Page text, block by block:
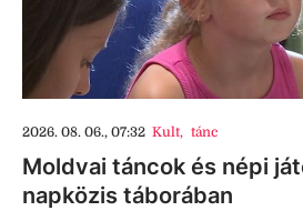
2026. 08. 06., 07:32 Kult, tánc
Moldvai táncok és népi
napközis táborában